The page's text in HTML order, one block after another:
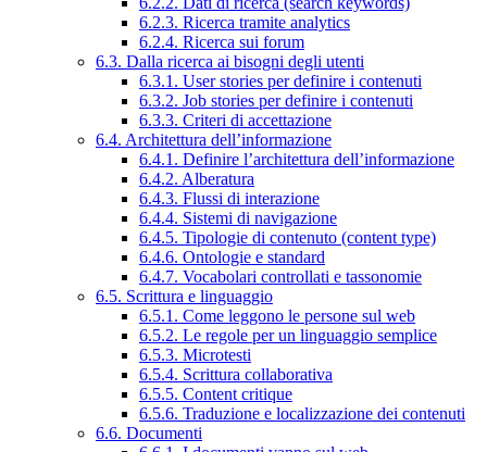
6.2.3. Ricerca tramite analytics
6.2.4. Ricerca sui forum
6.3. Dalla ricerca ai bisogni degli utenti
6.3.1. User stories per definire i contenuti
6.3.2. Job stories per definire i contenuti
6.3.3. Criteri di accettazione
6.4. Architettura dell’informazione
6.4.1. Definire l’architettura dell’informazione
6.4.2. Alberatura
6.4.3. Flussi di interazione
6.4.4. Sistemi di navigazione
6.4.5. Tipologie di contenuto (content type)
6.4.6. Ontologie e standard
6.4.7. Vocabolari controllati e tassonomie
6.5. Scrittura e linguaggio
6.5.1. Come leggono le persone sul web
6.5.2. Le regole per un linguaggio semplice
6.5.3. Microtesti
6.5.4. Scrittura collaborativa
6.5.5. Content critique
6.5.6. Traduzione e localizzazione dei contenuti
6.6. Documenti